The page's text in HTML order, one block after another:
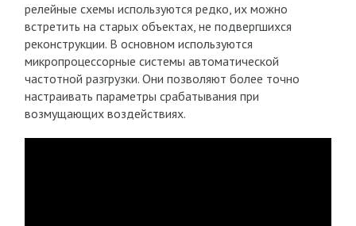
релейные схемы используются редко, их можно
встретить на старых объектах, не подвергшихся
реконструкции. В основном используются
микропроцессорные системы автоматической
частотной разгрузки. Они позволяют более точно
настраивать параметры срабатывания при
возмущающих воздействиях.